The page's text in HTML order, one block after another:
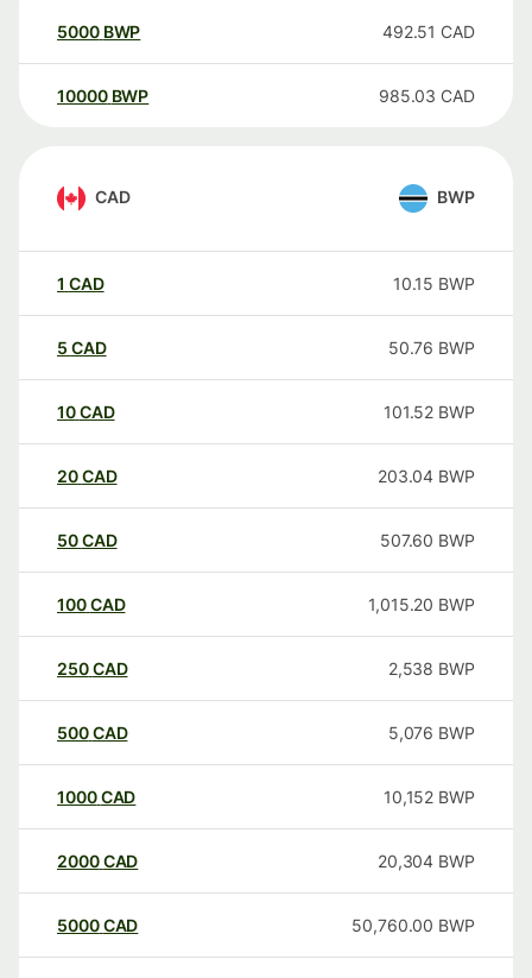
5000 BWP 492.51 CAD
10000 BWP 985.03 CAD
CAD BWP
1 CAD 10.15 BWP
5 CAD 50.76 BWP
10CAD 101.52 BWP
20CAD 203.04 BWP
50CAD 507.60 BWP
100CAD 1,015.20 BWP
250CAD 2,538 BWP
500CAD 5,076 BWP
1000CAD 10,152 BWP
2000CAD 20,304 BWP
5000CAD 50,760.00 BWP